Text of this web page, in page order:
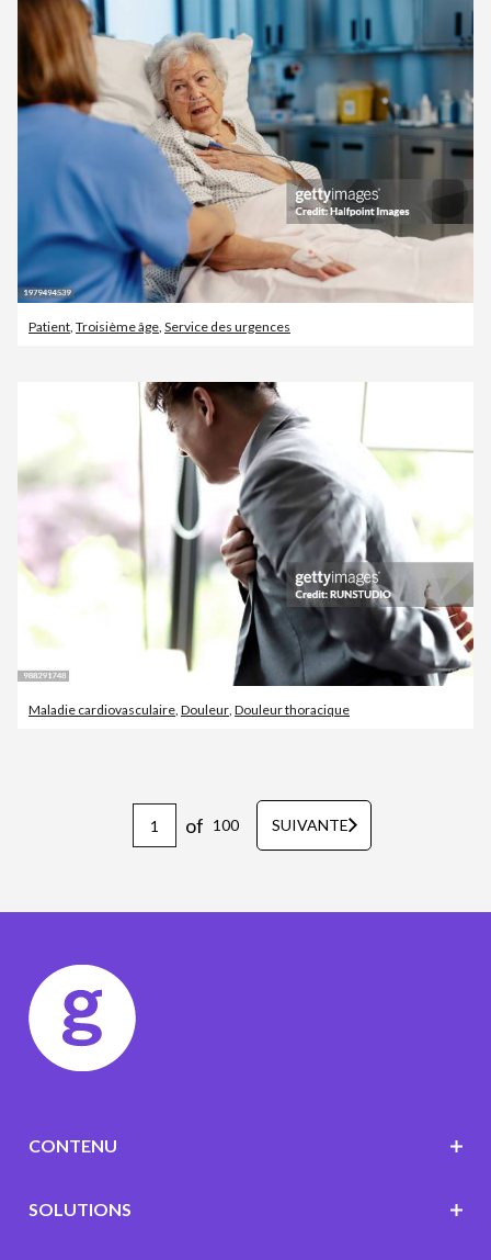
Patient, Troisième âge, Service des urgences
Maladie cardiovasculaire, Douleur, Douleur thoracique
of 100 SUIVANTE
CONTENU
SOLUTIONS